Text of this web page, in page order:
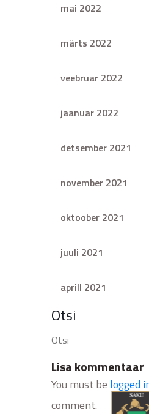
mai 2022
märts 2022
veebruar 2022
jaanuar 2022
detsember 2021
november 2021
oktoober 2021
juuli 2021
aprill 2021
Otsi
Lisa kommentaar
You must be logged
comment.